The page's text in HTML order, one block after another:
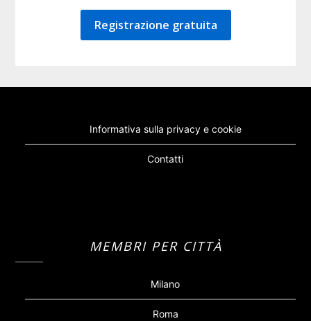
Registrazione gratuita
Informativa sulla privacy e cookie
Contatti
MEMBRI PER CITTÀ
Milano
Roma